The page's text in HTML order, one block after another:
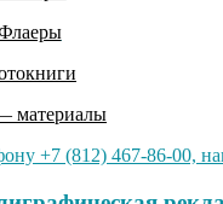
материалы
+7 (812) 467-86-00,